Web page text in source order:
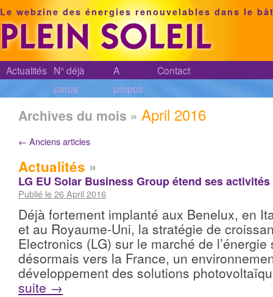
Le webzine des énergies renouvelables dans le
Actualités N° déjà
parus
A
propos
Contact
Archives du mois » April 2016
← Anciens articles
Actualités »
LG EU Solar Business Group étend ses
Publié le 26 April 2016
Déjà fortement implanté aux Benelux, en
et au Royaume-Uni, la stratégie de
Electronics (LG) sur le marché de l’énergie
désormais vers la France, un
développement des solutions
suite →